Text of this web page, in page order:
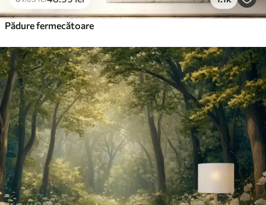
Pădure fermecătoare